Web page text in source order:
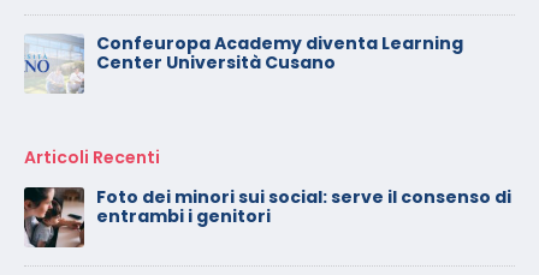
Confeuropa Academy diventa Learning
Center Università Cusano
Articoli Recenti
Calendario Corsi Videoconferenza
Novembre – Dicembre 2025